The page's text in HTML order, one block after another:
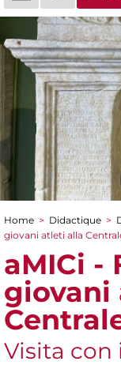
You are
Home > Didactique >
giovani atleti alla
aMICi -
giovani
Visita con